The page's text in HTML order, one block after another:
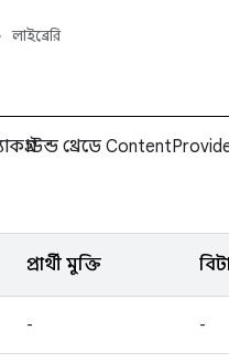
লাইব্রেরি
থ্রেডে
প্রার্থী মুক্তি
- -